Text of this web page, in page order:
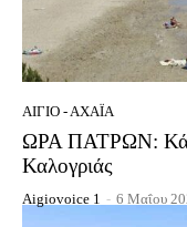
ΑΊΓΙΟ - ΑΧΑΪ́Α
ΩΡΑ ΠΑΤΡΩΝ:
Καλογριάς
Aigiovoice 1 - 6 Μαΐου